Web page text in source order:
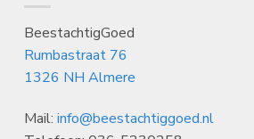
BeestachtigGoed
Rumbastraat 76
1326 NH Almere
Mail: info@beestachtiggoed.nl